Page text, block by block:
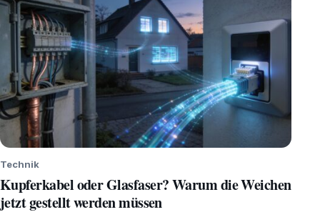
Technik
Kupferkabel oder Glasfaser? Warum die Weichen
jetzt gestellt werden müssen